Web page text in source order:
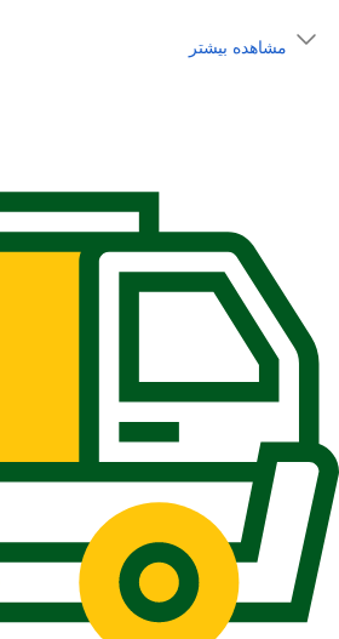
مشاهده بیشتر